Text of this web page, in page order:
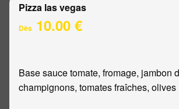
Pizza las vegas
Dès 10.00 €
Base sauce tomate, fromage, jambon
champignons, tomates fraîches, olives